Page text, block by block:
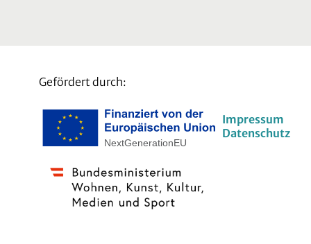
Gefördert durch:
Impressum
Datenschutz